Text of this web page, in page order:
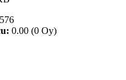
576
0.00 (0 Oy)